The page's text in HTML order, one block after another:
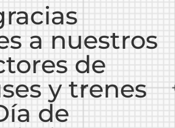
a nuestros
de
y trenes
de